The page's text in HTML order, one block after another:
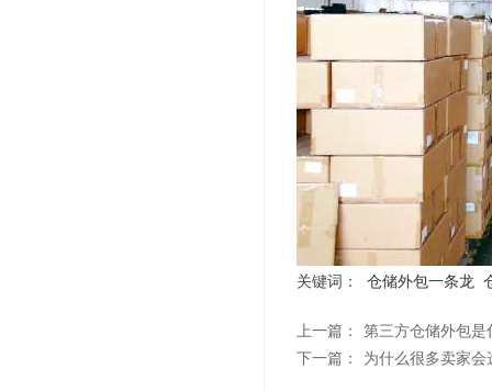
关键词： 仓储外包一条龙
上一篇：
第三方仓储外包是
下一篇：
为什么很多卖家